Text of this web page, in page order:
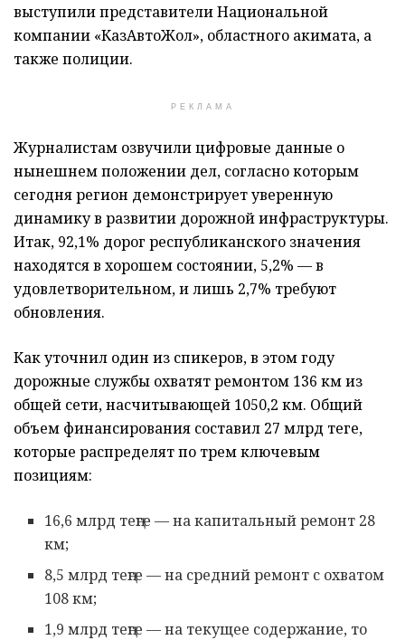
выступили представители Национальной
компании «КазАвтоЖол», областного акимата, а
также полиции.
РЕКЛАМА
Журналистам озвучили цифровые данные о
нынешнем положении дел, согласно которым
сегодня регион демонстрирует уверенную
динамику в развитии дорожной инфраструктуры.
Итак, 92,1% дорог республиканского значения
находятся в хорошем состоянии, 5,2% — в
удовлетворительном, и лишь 2,7% требуют
обновления.
Как уточнил один из спикеров, в этом году
дорожные службы охватят ремонтом 136 км из
общей сети, насчитывающей 1050,2 км. Общий
объем финансирования составил 27 млрд теңге,
которые распределят по трем ключевым
позициям:
16,6 млрд теңге — на капитальный ремонт 28
км;
8,5 млрд теңге — на средний ремонт с охватом
108 км;
1,9 млрд теңге — на текущее содержание, то